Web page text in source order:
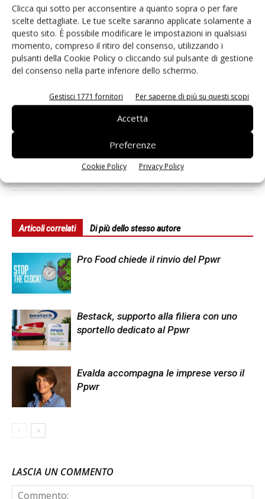
Clicca qui sotto per acconsentire a quanto sopra o per fare
scelte dettagliate. Le tue scelte saranno applicate solamente a
questo sito. È possibile modificare le impostazioni in qualsiasi
momento, compreso il ritiro del consenso, utilizzando i
pulsanti della Cookie Policy o cliccando sul pulsante di gestione
del consenso nella parte inferiore dello schermo.
Gestisci 1771 fornitori Per saperne di più su questi scopi
Accetta
Preferenze
Cookie Policy Privacy Policy
Agricola Don Camillo punta
sulla quarta gamma: meloni,
angurie e zucche conquistano
il banco frigo
Il mondo agricolo rende
omaggio a Carlo Petrini, anima
di Slow Food
Daniele Colombo
Articoli correlati Di più dello stesso autore
Pro Food chiede il rinvio del Ppwr
Bestack, supporto alla filiera con uno
sportello dedicato al Ppwr
Evalda accompagna le imprese verso il
Ppwr
LASCIA UN COMMENTO